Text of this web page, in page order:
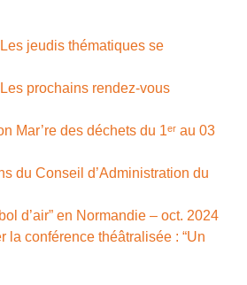
jeudis thématiques se
prochains rendez-vous
Mar’re des déchets du 1ᵉʳ au 03
du Conseil d’Administration du
d’air” en Normandie – oct. 2024
la conférence théâtralisée : “Un